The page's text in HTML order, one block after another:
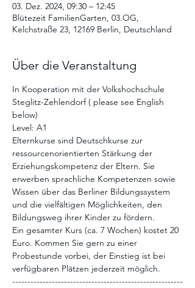
03. Dez. 2024, 09:30 – 12:45
Blütezeit FamilienGarten, 03.OG,
Kelchstraße 23, 12169 Berlin, Deutschland
Über die Veranstaltung
In Kooperation mit der Volkshochschule
Steglitz-Zehlendorf ( please see English
below)
Level: A1
Elternkurse sind Deutschkurse zur
ressourcenorientierten Stärkung der
Erziehungskompetenz der Eltern. Sie
erwerben sprachliche Kompetenzen sowie
Wissen über das Berliner Bildungssystem
und die vielfältigen Möglichkeiten, den
Bildungsweg ihrer Kinder zu fördern.
Ein gesamter Kurs (ca. 7 Wochen) kostet 20
Euro. Kommen Sie gern zu einer
Probestunde vorbei, der Einstieg ist bei
verfügbaren Plätzen jederzeit möglich.
--------------------------------------------------------